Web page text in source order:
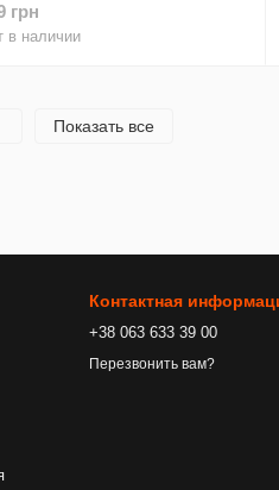
грн
в наличии
Показать все
Контактная
+38 063 633 39 00
Перезвонить вам?